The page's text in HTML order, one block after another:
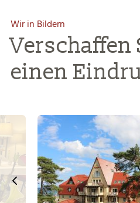
Wir in Bildern
Verschaffen
einen